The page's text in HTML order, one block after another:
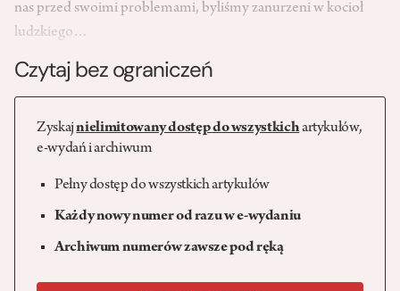
nas przed swoimi problemami, byliśmy zanurzeni w kocioł
ludzkiego…
Czytaj bez ograniczeń
Zyskajnielimitowany dostęp do wszystkichartykułów,
e-wydań i archiwum
Pełny dostęp do wszystkich artykułów
Każdy nowy numer od razu w e-wydaniu
Archiwum numerów zawsze pod ręką